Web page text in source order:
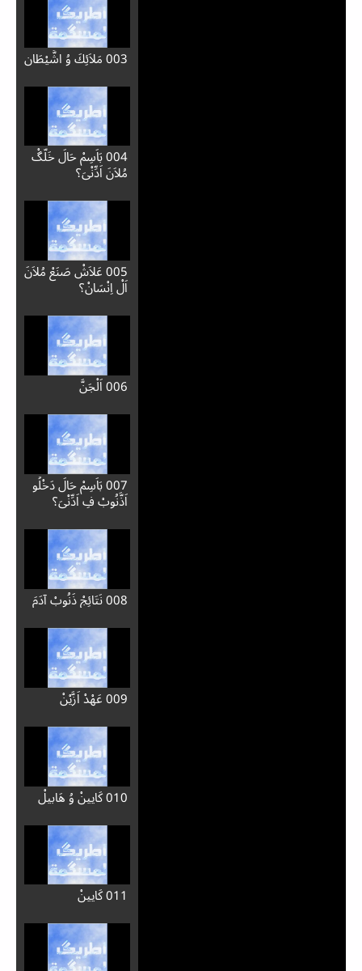
003 مَلاَئِكَ وُ اشَّيْطَان
004 بَاَسِمْ حَالَ خَلَّگْ
مُلاَنَ اَدِّنْيَ؟
005 عَلاَشْ صَنَعْ مُلاَنَ
اَلْ اِنْسَانْ؟
006 اَلْجَنَّ
007 بَاَسِمْ حَالَ دَخْلُو
اَذَّنُوبْ فِ اَدِّنْيَ؟
008 نَتَائِجْ ذَنُوبْ آدَمَ
009 عَهْدْ اَزَّيْنْ
010 كَايِينْ وُ هَابِيلْ
011 كَايِينْ